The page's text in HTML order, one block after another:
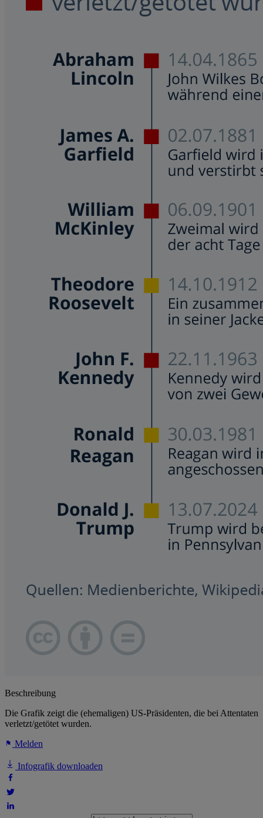
Beschreibung
Die Grafik zeigt die (ehemaligen) US-Präsidenten, die bei Attentaten
verletzt/getötet wurden.
Melden
Infografik downloaden